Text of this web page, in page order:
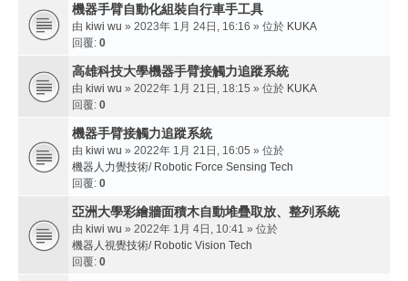
機器手臂自動化組裝自行車手工具
由 kiwi wu » 2023年 1月 24日, 16:16 » 位於 KUKA
回覆: 0
高雄科技大學機器手臂接觸力追蹤系統
由 kiwi wu » 2022年 1月 21日, 18:15 » 位於 KUKA
回覆: 0
機器手臂接觸力追蹤系統
由 kiwi wu » 2022年 1月 21日, 16:05 » 位於
機器人力覺技術/ Robotic Force Sensing Tech
回覆: 0
亞洲大學彩繪牆面積木自動堆疊取放、整列系統
由 kiwi wu » 2022年 1月 4日, 10:41 » 位於
機器人視覺技術/ Robotic Vision Tech
回覆: 0